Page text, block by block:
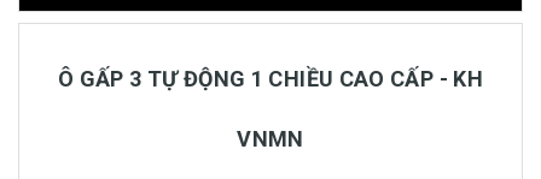
Ô GẤP 3 TỰ ĐỘNG 1 CHIỀU CAO CẤP - KH
VNMN